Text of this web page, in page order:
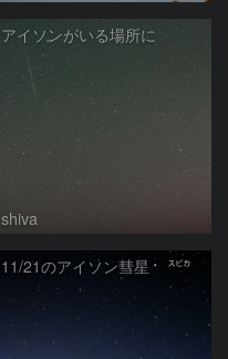
アイソンがいる場所に
shiva
11/21のアイソン彗星